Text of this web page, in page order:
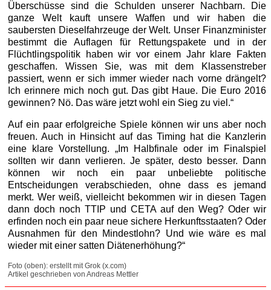
Überschüsse sind die Schulden unserer Nachbarn. Die
ganze Welt kauft unsere Waffen und wir haben die
saubersten Dieselfahrzeuge der Welt. Unser Finanzminister
bestimmt die Auflagen für Rettungspakete und in der
Flüchtlingspolitik haben wir vor einem Jahr klare Fakten
geschaffen. Wissen Sie, was mit dem Klassenstreber
passiert, wenn er sich immer wieder nach vorne drängelt?
Ich erinnere mich noch gut. Das gibt Haue. Die Euro 2016
gewinnen? Nö. Das wäre jetzt wohl ein Sieg zu viel.“
Auf ein paar erfolgreiche Spiele können wir uns aber noch
freuen. Auch in Hinsicht auf das Timing hat die Kanzlerin
eine klare Vorstellung. „Im Halbfinale oder im Finalspiel
sollten wir dann verlieren. Je später, desto besser. Dann
können wir noch ein paar unbeliebte politische
Entscheidungen verabschieden, ohne dass es jemand
merkt. Wer weiß, vielleicht bekommen wir in diesen Tagen
dann doch noch TTIP und CETA auf den Weg? Oder wir
erfinden noch ein paar neue sichere Herkunftsstaaten? Oder
Ausnahmen für den Mindestlohn? Und wie wäre es mal
wieder mit einer satten Diätenerhöhung?“
Foto (oben): erstellt mit Grok (x.com)
Artikel geschrieben von Andreas Mettler